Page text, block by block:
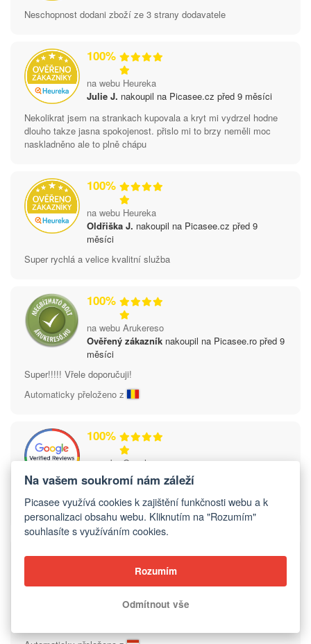
Neschopnost dodani zboží ze 3 strany dodavatele
100%
na webu Heureka
Julie J. nakoupil na Picasee.cz před 9 měsíci
Nekolikrat jsem na strankach kupovala a kryt mi vydrzel hodne
dlouho takze jasna spokojenost. přislo mi to brzy neměli moc
naskladněno ale to plně chápu
100%
na webu Heureka
Oldřiška J. nakoupil na Picasee.cz před 9
měsíci
Super rychlá a velice kvalitní služba
100%
na webu Arukereso
Ověřený zákazník nakoupil na Picasee.ro před 9
měsíci
Super!!!!! Vřele doporučuji!
Automaticky přeloženo z
100%
na webu Google
Ověřený zákazník nakoupil na Picasee.cz před 9
měsíci
Velká spokojenost.
na webu Arukereso
Ověřený zákazníknakoupil na Picasee.hu před 9
Na vašem soukromí nám záleží
Picasee využívá cookies k zajištění funkčnosti webu a k
personalizaci obsahu webu. Kliknutím na "Rozumím"
souhlasíte s využíváním cookies.
Rozumím
Odmítnout vše